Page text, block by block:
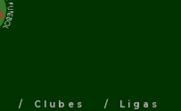
Clubes
Ligas